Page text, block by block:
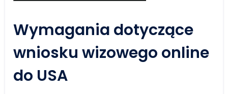
Wymagania dotyczące
wniosku wizowego online
do USA